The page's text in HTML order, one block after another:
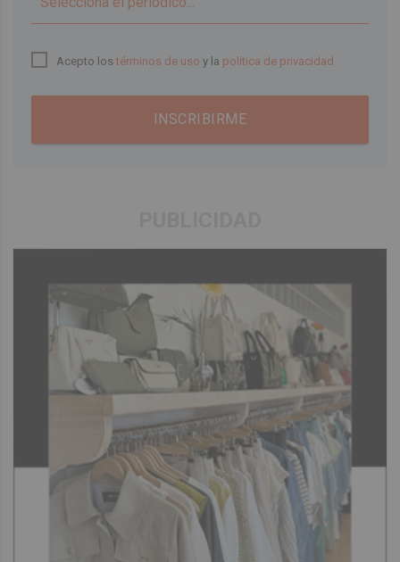
Acepto lostérminos de uso y la política de privacidad
INSCRIBIRME